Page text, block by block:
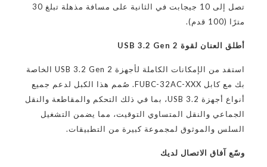
تصل إلى 10 جيجابت في الثانية على مسافة مذهلة تبلغ 30
مترًا (100 قدم).
أطلق العنان لقوة USB 3.2 Gen 2
استفد من الإمكانات الكاملة لأجهزة USB 3.2 Gen 2 الخاصة
بك مع كابل FUBC-32AC-XXX. صُمم هذا الكبل لدعم جميع
أنواع أجهزة USB 3.2، بما في ذلك التحكم والمقاطعة والنقل
الجماعي والنقل المتساوي التوقيت، مما يضمن التشغيل
السلس والموثوق لمجموعة كبيرة من التطبيقات.
وسّع آفاق الاتصال لديك